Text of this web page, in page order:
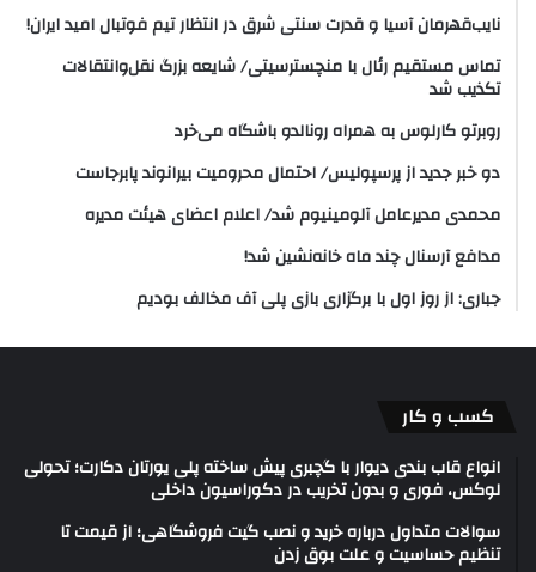
نایب‌قهرمان آسیا و قدرت سنتی شرق در انتظار تیم فوتبال امید ایران!
تماس مستقیم رئال با منچسترسیتی/ شایعه بزرگ نقل‌وانتقالات
تکذیب شد
روبرتو کارلوس به همراه رونالدو باشگاه می‌خرد
دو خبر جدید از پرسپولیس/ احتمال محرومیت بیرانوند پابرجاست
محمدی مدیرعامل آلومینیوم شد/ اعلام اعضای هیئت‌ مدیره
مدافع آرسنال چند ماه خانه‌نشین شد!
جباری: از روز اول با برگزاری بازی پلی آف مخالف بودیم
کسب و کار
انواع قاب بندی دیوار با گچبری پیش ساخته پلی یورتان دکارت؛ تحولی
لوکس، فوری و بدون تخریب در دکوراسیون داخلی
سوالات متداول درباره خرید و نصب گیت فروشگاهی؛ از قیمت تا
تنظیم حساسیت و علت بوق زدن